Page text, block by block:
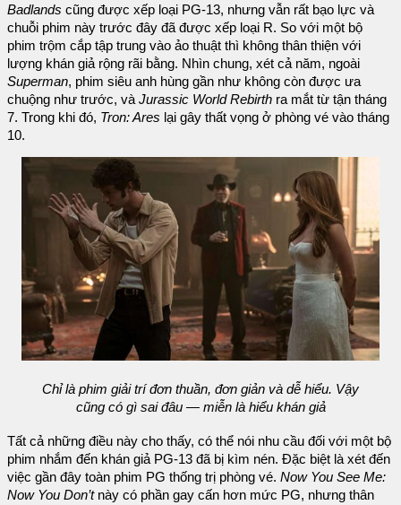
Badlands cũng được xếp loại PG-13, nhưng vẫn rất bạo lực và
chuỗi phim này trước đây đã được xếp loại R. So với một bộ
phim trộm cắp tập trung vào ảo thuật thì không thân thiện với
lượng khán giả rộng rãi bằng. Nhìn chung, xét cả năm, ngoài
Superman, phim siêu anh hùng gần như không còn được ưa
chuộng như trước, và Jurassic World Rebirth ra mắt từ tận tháng
7. Trong khi đó, Tron: Ares lại gây thất vọng ở phòng vé vào tháng
10.
Chỉ là phim giải trí đơn thuần, đơn giản và dễ hiểu. Vậy
cũng có gì sai đâu — miễn là hiểu khán giả
Tất cả những điều này cho thấy, có thể nói nhu cầu đối với một bộ
phim nhắm đến khán giả PG-13 đã bị kìm nén. Đặc biệt là xét đến
việc gần đây toàn phim PG thống trị phòng vé. Now You See Me:
Now You Don’tnày có phần gay cấn hơn mức PG, nhưng thân